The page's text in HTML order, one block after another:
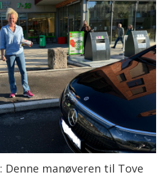
Denne manøveren til Tove